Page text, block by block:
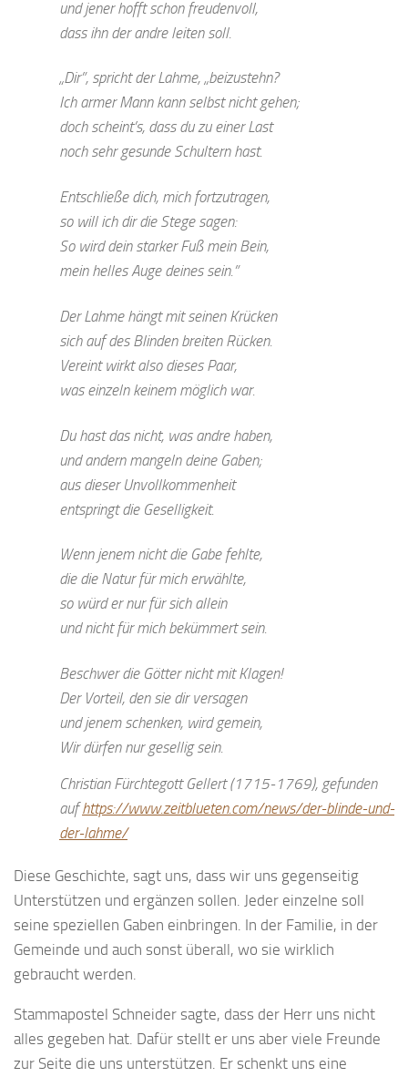
und jener hofft schon freudenvoll,
dass ihn der andre leiten soll.
„Dir”, spricht der Lahme, „beizustehn?
Ich armer Mann kann selbst nicht gehen;
doch scheint’s, dass du zu einer Last
noch sehr gesunde Schultern hast.
Entschließe dich, mich fortzutragen,
so will ich dir die Stege sagen:
So wird dein starker Fuß mein Bein,
mein helles Auge deines sein.”
Der Lahme hängt mit seinen Krücken
sich auf des Blinden breiten Rücken.
Vereint wirkt also dieses Paar,
was einzeln keinem möglich war.
Du hast das nicht, was andre haben,
und andern mangeln deine Gaben;
aus dieser Unvollkommenheit
entspringt die Geselligkeit.
Wenn jenem nicht die Gabe fehlte,
die die Natur für mich erwählte,
so würd er nur für sich allein
und nicht für mich bekümmert sein.
Beschwer die Götter nicht mit Klagen!
Der Vorteil, den sie dir versagen
und jenem schenken, wird gemein,
Wir dürfen nur gesellig sein.
Christian Fürchtegott Gellert (1715-1769), gefunden
aufhttps://www.zeitblueten.com/news/der-blinde-und-
der-lahme/
Diese Geschichte, sagt uns, dass wir uns gegenseitig
Unterstützen und ergänzen sollen. Jeder einzelne soll
seine speziellen Gaben einbringen. In der Familie, in der
Gemeinde und auch sonst überall, wo sie wirklich
gebraucht werden.
Stammapostel Schneider sagte, dass der Herr uns nicht
alles gegeben hat. Dafür stellt er uns aber viele Freunde
zur Seite die uns unterstützen. Er schenkt uns eine